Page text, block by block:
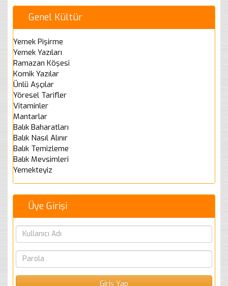
Genel Kültür
Yemek Pişirme
Yemek Yazıları
Ramazan Köşesi
Komik Yazılar
Ünlü Aşçılar
Yöresel Tarifler
Vitaminler
Mantarlar
Balık Baharatları
Balık Nasıl Alınır
Balık Temizleme
Balık Mevsimleri
Yemekteyiz
Üye Girişi